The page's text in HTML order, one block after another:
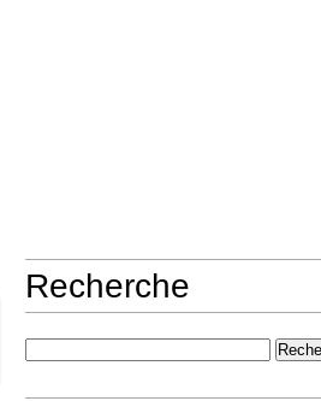
Recherche